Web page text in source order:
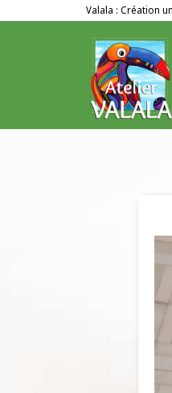
Valala : Création